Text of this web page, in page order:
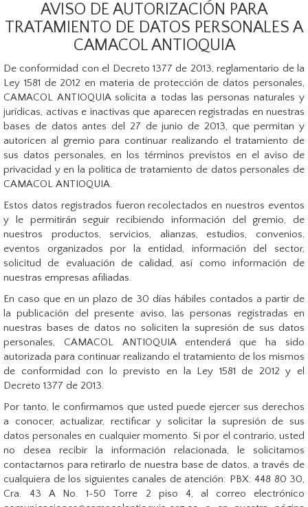
AVISO DE AUTORIZACIÓN PARA
TRATAMIENTO DE DATOS PERSONALES A
CAMACOL ANTIOQUIA
De conformidad con el Decreto 1377 de 2013, reglamentario de la
Ley 1581 de 2012 en materia de protección de datos personales,
CAMACOL ANTIOQUIA solicita a todas las personas naturales y
jurídicas, activas e inactivas que aparecen registradas en nuestras
bases de datos antes del 27 de junio de 2013, que permitan y
autoricen al gremio para continuar realizando el tratamiento de
sus datos personales, en los términos previstos en el aviso de
privacidad y en la política de tratamiento de datos personales de
CAMACOL ANTIOQUIA.
Estos datos registrados fueron recolectados en nuestros eventos
y le permitirán seguir recibiendo información del gremio, de
nuestros productos, servicios, alianzas, estudios, convenios,
eventos organizados por la entidad, información del sector,
solicitud de evaluación de calidad, así como información de
nuestras empresas afiliadas.
En caso que en un plazo de 30 días hábiles contados a partir de
la publicación del presente aviso, las personas registradas en
nuestras bases de datos no soliciten la supresión de sus datos
personales, CAMACOL ANTIOQUIA entenderá que ha sido
autorizada para continuar realizando el tratamiento de los mismos
de conformidad con lo previsto en la Ley 1581 de 2012 y el
Decreto 1377 de 2013.
Por tanto, le confirmamos que usted puede ejercer sus derechos
a conocer, actualizar, rectificar y solicitar la supresión de sus
datos personales en cualquier momento. Si por el contrario, usted
no desea recibir la información relacionada, le solicitamos
contactarnos para retirarlo de nuestra base de datos, a través de
cualquiera de los siguientes canales de atención: PBX: 448 80 30,
Cra. 43 A No. 1-50 Torre 2 piso 4, al correo electrónico